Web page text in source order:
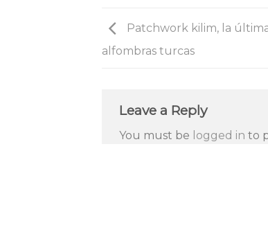
Patchwork kilim, la
alfombras turcas
Leave a Reply
You must be logged in to